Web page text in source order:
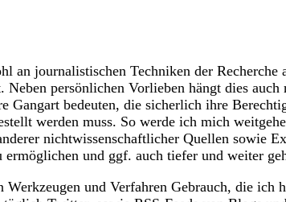
an journalistischen Techniken der
persönlichen Vorlieben hängt dies
Gangart bedeuten, die sicherlich ihre
werden muss. So werde ich mich
nichtwissenschaftlicher Quellen sowie
und ggf. auch tiefer und weiter
Werkzeugen und Verfahren Gebrauch, die